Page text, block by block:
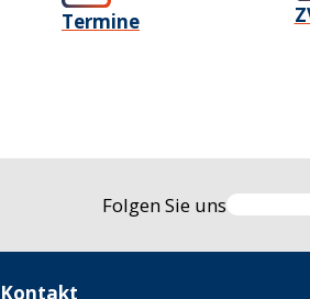
Termine
Folgen Sie uns
Kontakt